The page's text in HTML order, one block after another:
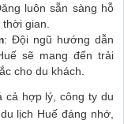
luôn sẵn sàng hỗ
thời gian.
: Đội ngũ hướng dẫn
sẽ mang đến trải
cho du khách.
cả hợp lý, công ty du
lịch Huế đáng nhớ,